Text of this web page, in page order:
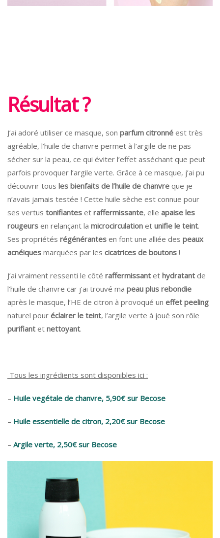
Résultat ?
J’ai adoré utiliser ce masque, son parfum citronné est très
agréable, l’huile de chanvre permet à l’argile de ne pas
sécher sur la peau, ce qui éviter l’effet asséchant que peut
parfois provoquer l’argile verte. Grâce à ce masque, j’ai pu
découvrir tous les bienfaits de l’huile de chanvre que je
n’avais jamais testée ! Cette huile sèche est connue pour
ses vertus tonifiantes et raffermissante, elle apaise les
rougeurs en relançant la microcirculation et unifie le teint.
Ses propriétés régénérantes en font une alliée des peaux
acnéiques marquées par les cicatrices de boutons !
J’ai vraiment ressenti le côté raffermissant et hydratant de
l’huile de chanvre car j’ai trouvé ma peau plus rebondie
après le masque, l’HE de citron à provoqué un effet peeling
naturel pour éclairer le teint, l’argile verte à joué son rôle
purifiant et nettoyant.
Tous les ingrédients sont disponibles ici :
– Huile vegétale de chanvre, 5,90€ sur Becose
– Huile essentielle de citron, 2,20€ sur Becose
– Argile verte, 2,50€ sur Becose